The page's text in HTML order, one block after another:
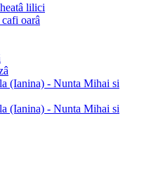
lilici
oarâ
(Ianina) - Nunta Mihai si
(Ianina) - Nunta Mihai si